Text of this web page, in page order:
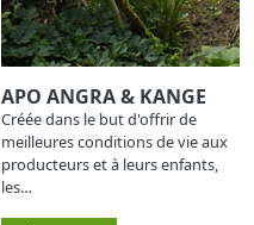
APO ANGRA & KANGE
Créée dans le but d'offrir de
meilleures conditions de vie aux
producteurs et à leurs enfants,
les…